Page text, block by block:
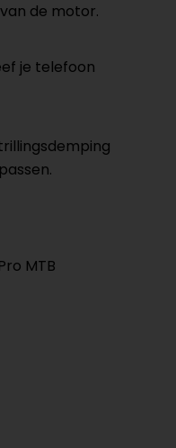
de motor.
je telefoon
MTB